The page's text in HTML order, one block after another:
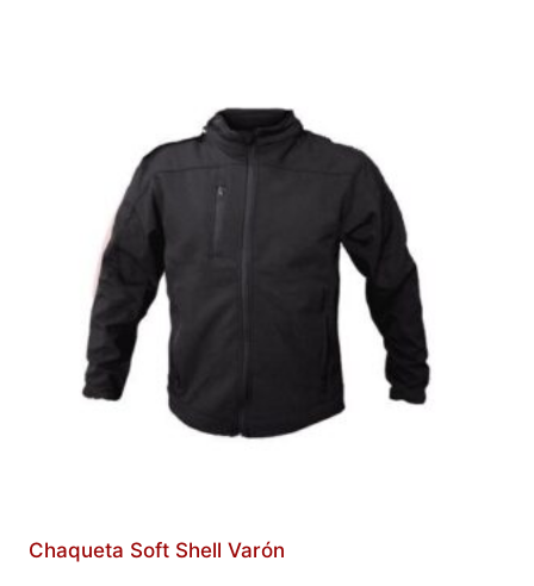
Chaqueta Soft Shell Varón